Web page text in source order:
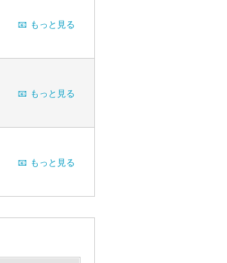
📧 もっと見る
📧 もっと見る
📧 もっと見る